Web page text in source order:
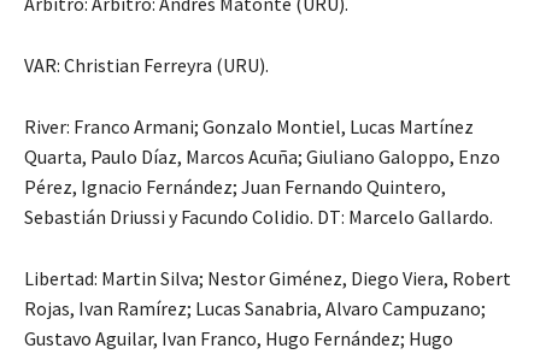
VAR: Christian Ferreyra (URU).
River: Franco Armani; Gonzalo Montiel, Lucas Martínez
Quarta, Paulo Díaz, Marcos Acuña; Giuliano Galoppo, Enzo
Pérez, Ignacio Fernández; Juan Fernando Quintero,
Sebastián Driussi y Facundo Colidio. DT: Marcelo Gallardo.
Libertad: Martin Silva; Nestor Giménez, Diego Viera, Robert
Rojas, Ivan Ramírez; Lucas Sanabria, Alvaro Campuzano;
Gustavo Aguilar, Ivan Franco, Hugo Fernández; Hugo